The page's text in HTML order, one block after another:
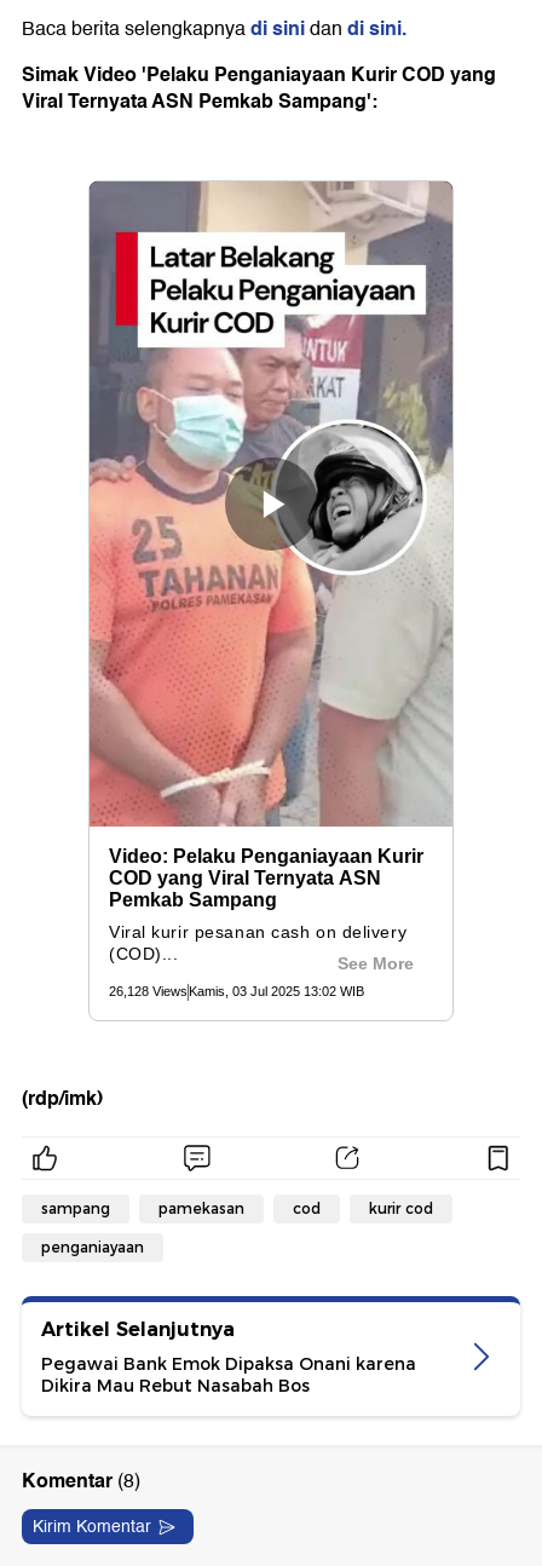
Baca berita selengkapnyadi sinidandi sini.
Simak Video 'Pelaku Penganiayaan Kurir COD yang
Viral Ternyata ASN Pemkab Sampang':
(rdp/imk)
sampang pamekasan cod kurir cod
penganiayaan
Artikel Selanjutnya
Pegawai Bank Emok Dipaksa Onani karena
Dikira Mau Rebut Nasabah Bos